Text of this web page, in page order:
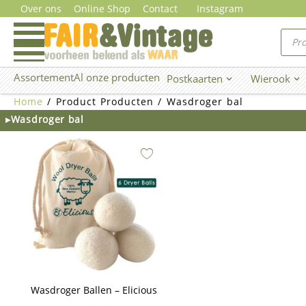
naar
inhoud
Over ons Online Shop Contact Instagram
AssortementAl onze producten Postkaarten Open Postkaarten
Wierook
Home / Product Producten / Wasdroger bal
▸Wasdroger bal
Wasdroger Ballen – Elicious